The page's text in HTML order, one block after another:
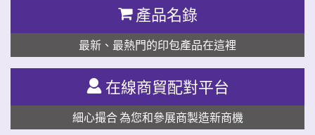
產品名錄
最新、最熱門的印包產品在這裡
在線商貿配對平台
細心撮合 為您和參展商製造新商機